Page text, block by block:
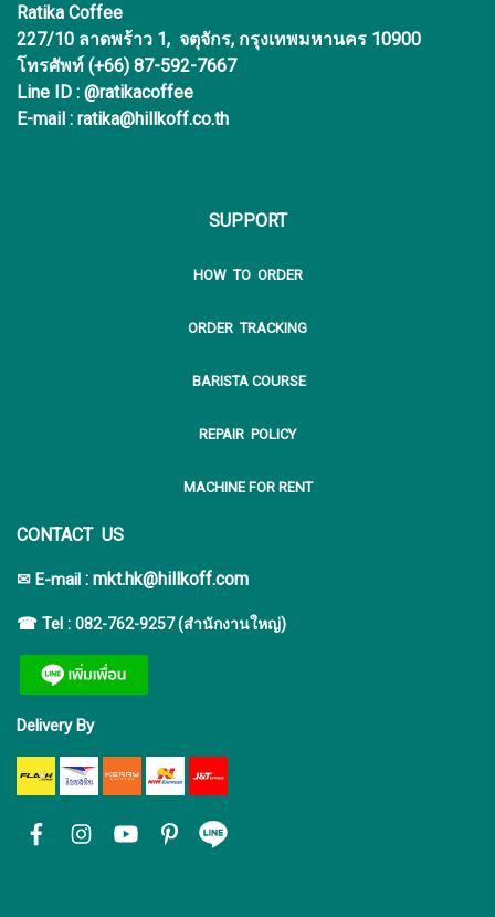
Ratika Coffee
227/10 ลาดพร้าว 1, จตุจักร, กรุงเทพมหานคร 10900
โทรศัพท์ (+66) 87-592-7667
Line ID : @ratikacoffee
E-mail : ratika@hillkoff.co.th
SUPPORT
HOW TO ORDER
ORDER TRACKING
BARISTA COURSE
REPAIR POLICY
MACHINE FOR RENT
CONTACT US
✉ E-mail : mkt.hk@hillkoff.com
☎ Tel : 082-762-9257 (สำนักงานใหญ่)
Delivery By